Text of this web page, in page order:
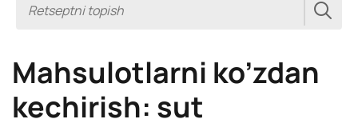
Mahsulotlarni ko’zdan
kechirish: sut